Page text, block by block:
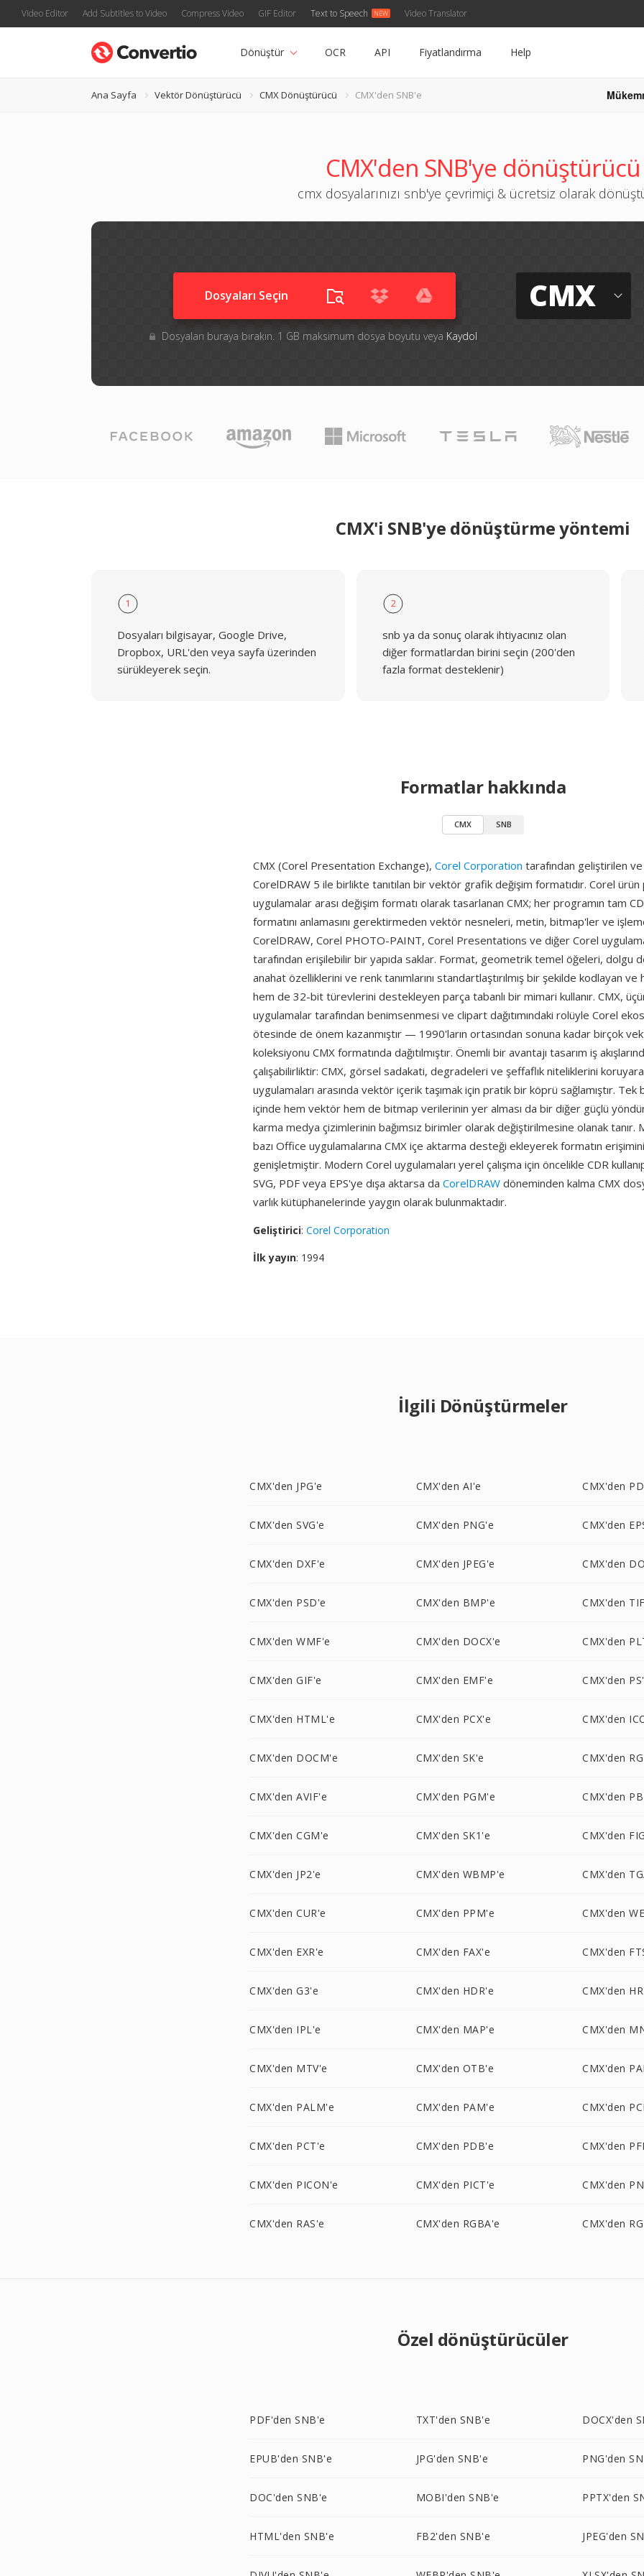
Video Editor Add Subtitles to Video Compress Video GIF Editor Text to Speech Video Translator
Dönüştür OCR API Fiyatlandırma Help
Ana Sayfa Vektör Dönüştürücü CMX Dönüştürücü CMX'den SNB'e
CMX'den SNB'ye dönüştürücü
cmx dosyalarınızı snb'ye çevrimiçi & ücretsiz olarak
Dosyaları Seçin
Dosyaları buraya bırakın. 1 GB maksimum dosya boyutu veya Kaydol
CMX
CMX'i SNB'ye dönüştürme yöntemi
1
Dosyaları bilgisayar, Google Drive,
Dropbox, URL'den veya sayfa üzerinden
sürükleyerek seçin.
2
snb ya da sonuç olarak ihtiyacınız olan
diğer formatlardan birini seçin (200'den
fazla format desteklenir)
Formatlar hakkında
CMX SNB
CMX (Corel Presentation Exchange), Corel Corporation tarafından geliştirilen
CorelDRAW 5 ile birlikte tanıtılan bir vektör grafik değişim formatıdır. Corel
uygulamalar arası değişim formatı olarak tasarlanan CMX; her programın tam
formatını anlamasını gerektirmeden vektör nesneleri, metin, bitmap'ler ve
CorelDRAW, Corel PHOTO-PAINT, Corel Presentations ve diğer Corel
tarafından erişilebilir bir yapıda saklar. Format, geometrik temel öğeleri, dolgu
anahat özelliklerini ve renk tanımlarını standartlaştırılmış bir şekilde kodlayan
hem de 32-bit türevlerini destekleyen parça tabanlı bir mimari kullanır. CMX,
uygulamalar tarafından benimsenmesi ve clipart dağıtımındaki rolüyle Corel
ötesinde de önem kazanmıştır — 1990'ların ortasından sonuna kadar birçok
koleksiyonu CMX formatında dağıtılmıştır. Önemli bir avantajı tasarım iş
çalışabilirliktir: CMX, görsel sadakati, degradeleri ve şeffaflık niteliklerini
uygulamaları arasında vektör içerik taşımak için pratik bir köprü sağlamıştır. Tek
içinde hem vektör hem de bitmap verilerinin yer alması da bir diğer güçlü
karma medya çizimlerinin bağımsız birimler olarak değiştirilmesine olanak tanır.
bazı Office uygulamalarına CMX içe aktarma desteği ekleyerek formatın erişimini
genişletmiştir. Modern Corel uygulamaları yerel çalışma için öncelikle CDR
SVG, PDF veya EPS'ye dışa aktarsa da CorelDRAW döneminden kalma CMX
varlık kütüphanelerinde yaygın olarak bulunmaktadır.
Geliştirici: Corel Corporation
İlk yayın: 1994
İlgili Dönüştürmeler
CMX'den JPG'e CMX'den AI'e CMX'den
CMX'den SVG'e CMX'den PNG'e CMX'den
CMX'den DXF'e CMX'den JPEG'e CMX'den
CMX'den PSD'e CMX'den BMP'e CMX'den
CMX'den WMF'e CMX'den DOCX'e CMX'den
CMX'den GIF'e CMX'den EMF'e CMX'den
CMX'den HTML'e CMX'den PCX'e CMX'den
CMX'den DOCM'e CMX'den SK'e CMX'den
CMX'den AVIF'e CMX'den PGM'e CMX'den
CMX'den CGM'e CMX'den SK1'e CMX'den
CMX'den JP2'e CMX'den WBMP'e CMX'den
CMX'den CUR'e CMX'den PPM'e CMX'den
CMX'den EXR'e CMX'den FAX'e CMX'den
CMX'den G3'e CMX'den HDR'e CMX'den
CMX'den IPL'e CMX'den MAP'e CMX'den
CMX'den MTV'e CMX'den OTB'e CMX'den
CMX'den PALM'e CMX'den PAM'e CMX'den
CMX'den PCT'e CMX'den PDB'e CMX'den
CMX'den PICON'e CMX'den PICT'e CMX'den
CMX'den RAS'e CMX'den RGBA'e CMX'den
Özel dönüştürücüler
PDF'den SNB'e TXT'den SNB'e DOCX'den
EPUB'den SNB'e JPG'den SNB'e PNG'den
DOC'den SNB'e MOBI'den SNB'e PPTX'den
HTML'den SNB'e FB2'den SNB'e JPEG'den